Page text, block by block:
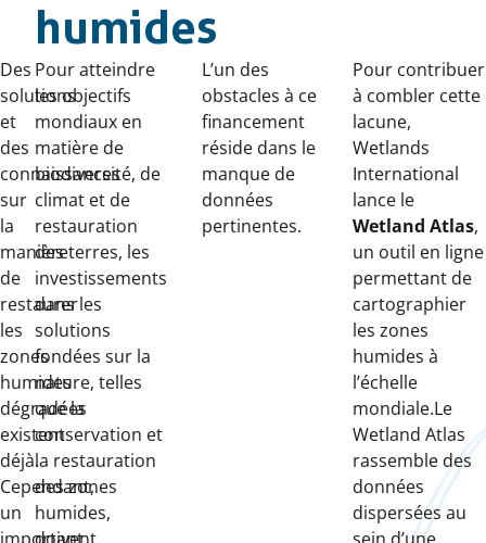
humides
Publié
le
:
Des
solutions
et
des
connaissances
sur
la
manière
de
restaurer
les
zones
humides
dégradées
existent
déjà.
Cependant,
un
Pour atteindre
les objectifs
mondiaux en
matière de
biodiversité, de
climat et de
restauration
des terres, les
investissements
dans les
solutions
fondées sur la
nature, telles
que la
conservation et
la restauration
des zones
humides,
L’un des
obstacles à ce
financement
réside dans le
manque de
données
pertinentes.
Pour contribuer
à combler cette
lacune,
Wetlands
International
lance le
Wetland Atlas,
un outil en ligne
permettant de
cartographier
les zones
humides à
l’échelle
mondiale.Le
Wetland Atlas
rassemble des
données
dispersées au